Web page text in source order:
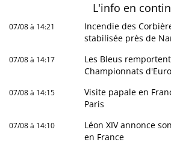
L'info en
07/08 à 14:21
Incendie des
stabilisée près de
07/08 à 14:17
Les Bleus
Championnats
07/08 à 14:15
Visite papale en
Paris
07/08 à 14:10
Léon XIV annonce
en France